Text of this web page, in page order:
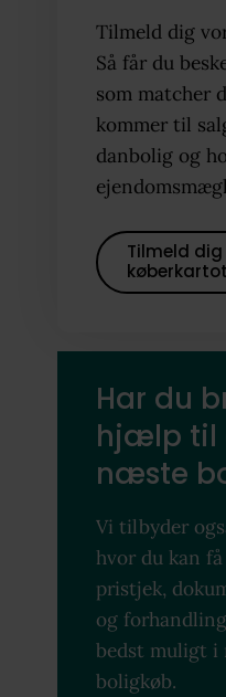
Tilmeld dig
Så får du
som matcher
kommer til
danbolig og
Tilmeld
Har du
hjælp til
næste
Vi tilbyder
hvor du kan
pristjek,
og
bedst muligt i
boligkøb.